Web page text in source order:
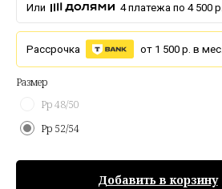
Или 4 платежа по 4 500 р.
Рассрочка от 1 500 р. в мес.
Размер
Рр 48/50
Рр 52/54
Добавить в корзину